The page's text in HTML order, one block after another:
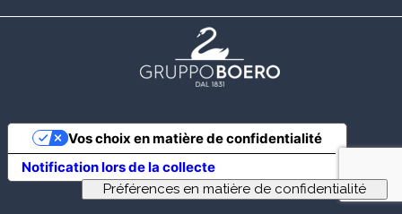
Notification lors de la collecte
Vos choix en matière de confidentialité